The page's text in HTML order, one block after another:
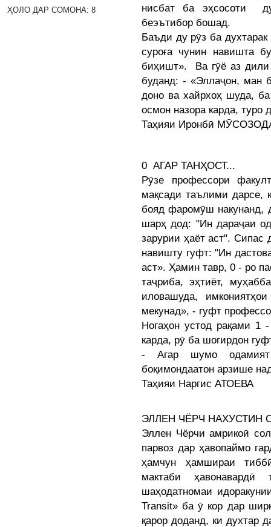
ҲОЛО ДАР СОМОНА: 8
нисбат ба эҳсосоти
беэътибор бошад.
Баъди ду рӯз ба
суроға чунин навишта
биҳишт». Ва гӯё аз
буданд: - «Эллаҷон, ман
доно ва хайрхоҳ шуда,
осмон назора карда,
Таҳияи Иронбӣ
0 АГАР ТАНҲОСТ...
Рӯзе профессори
мақсади таълими дарсе,
бояд фаромӯш накунанд,
шарҳ дод: "Ин дараҷаи
зарурии ҳаёт аст". Сипас
навишту гуфт: "Ин
аст». Ҳамин тавр, 0 - ро
таҷриба, эҳтиёт,
иловашуда,
мекунад», - гуфт
Ногаҳон устод рақами 1
карда, рӯ ба шогирдон
- Агар шумо одамият
боқимондаатон арзише
Таҳияи Наргис АТОЕВА
ЭЛЛЕН ЧЁРЧ НАХУСТИН
Эллен Чёрчи амрикоӣ
парвоз дар ҳавопаймо
ҳамчун ҳамшираи
мактаби
шаҳодатномаи
Transit» ба ӯ кор дар
қарор доданд, ки духтар